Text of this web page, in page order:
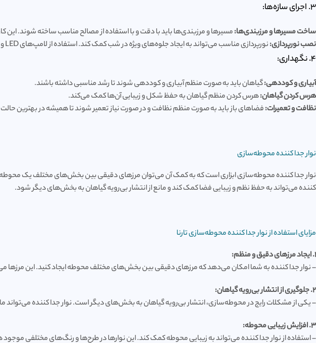
3. اجرای سازه‌ها:
ساخت مسیرها و مرزبندی‌ها:مسیرها و مرزبندی‌ها باید با دقت و با استفاده از مصالح مناسب ساخته شوند.
نصب نورپردازی:نورپردازی مناسب می‌تواند به ایجاد جلوه‌های ویژه در شب کمک کند. استفاده از لامپ‌های LED و سایر منابع نوری مناسب، باعث افزایش زیبایی و کارایی فضا می‌شود.
4. نگهداری:
آبیاری و کوددهی:گیاهان باید به صورت منظم آبیاری و کوددهی شوند تا رشد مناسبی داشته باشند.
هرس کردن گیاهان:هرس کردن منظم گیاهان به حفظ شکل و زیبایی آن‌ها کمک می‌کند.
نظافت و تعمیرات:فضاهای باز باید به صورت منظم نظافت و در صورت نیاز تعمیر شوند تا همیشه در بهترین
نوار جدا کننده محوطه‌سازی
نوار جدا کننده محوطه‌سازی ابزاری است که به کمک آن می‌توان مرزهای دقیقی بین بخش‌های مختلف یک محوطه
کننده می‌تواند به حفظ نظم و زیبایی فضا کمک کند و مانع از انتشار بی‌رویه گیاهان به بخش‌های دیگر شود.
مزایای استفاده از نوار جدا کننده محوطه‌سازی تارنا
1. ایجاد مرزهای دقیق و منظم:
– نوار جدا کننده به شما امکان می‌دهد که مرزهای دقیقی بین بخش‌های مختلف محوطه ایجاد کنید. این مرزها
2. جلوگیری از انتشار بی‌رویه گیاهان:
– یکی از مشکلات رایج در محوطه‌سازی، انتشار بی‌رویه گیاهان به بخش‌های دیگر است. نوار جدا کننده می‌تواند
3. افزایش زیبایی محوطه:
– استفاده از نوار جدا کننده می‌تواند به زیبایی محوطه کمک کند. این نوارها در طرح‌ها و رنگ‌های مختلفی